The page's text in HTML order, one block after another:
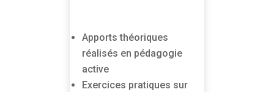
Apports théoriques
réalisés en pédagogie
active
Exercices pratiques sur